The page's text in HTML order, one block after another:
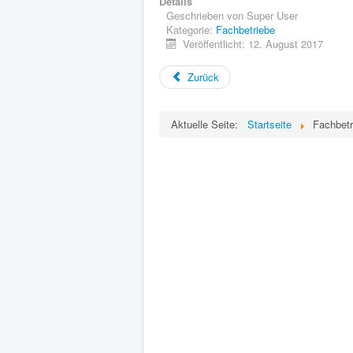
Geschrieben von Super User
Kategorie: Fachbetriebe
Veröffentlicht: 12. August 2017
Zurück
Aktuelle Seite: Startseite